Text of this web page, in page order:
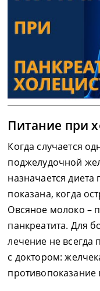
Питание при
Когда случается
поджелудочной
назначается
показана, когда
Овсяное молоко –
панкреатита. Для
лечение не всегда
с доктором:
противопоказание